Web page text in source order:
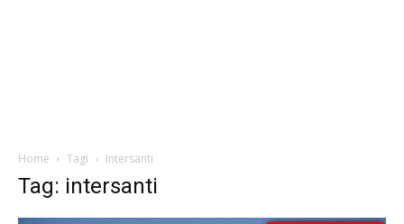
Home Tagi Intersanti
Tag: intersanti